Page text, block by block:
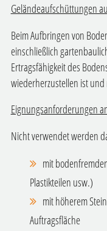
Geländeaufschüttungen
Beim Aufbringen von
einschließlich
Ertragsfähigkeit des
wiederherzustellen ist
Eignungsanforderungen
Nicht verwendet werden
mit
Plastikteilen usw.)
mit höherem
Auftragsfläche